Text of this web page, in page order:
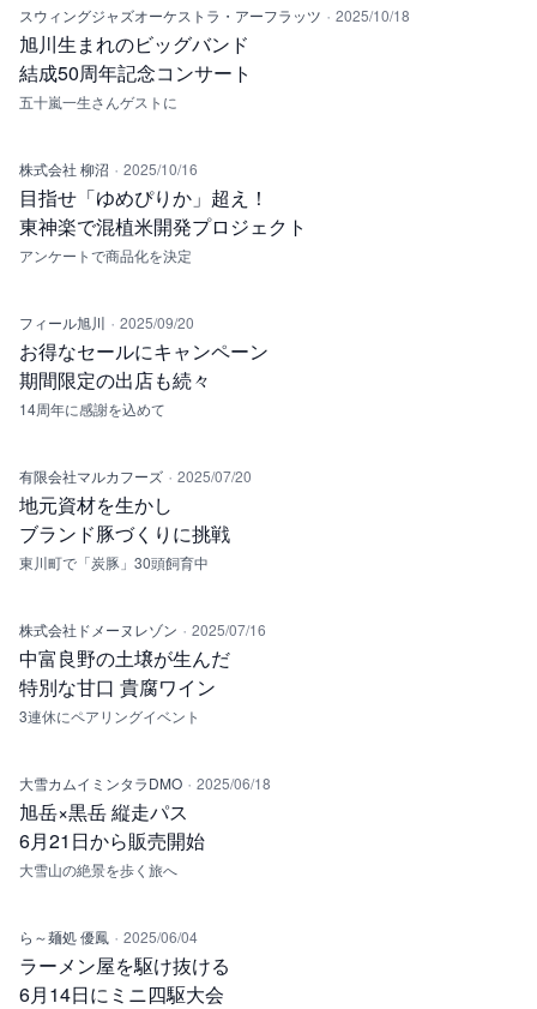
スウィングジャズオーケストラ・アーフラッツ · 2025/10/18
旭川生まれのビッグバンド
結成50周年記念コンサート
五十嵐一生さんゲストに
株式会社 柳沼 · 2025/10/16
目指せ「ゆめぴりか」超え！
東神楽で混植米開発プロジェクト
アンケートで商品化を決定
フィール旭川 · 2025/09/20
お得なセールにキャンペーン
期間限定の出店も続々
14周年に感謝を込めて
有限会社マルカフーズ · 2025/07/20
地元資材を生かし
ブランド豚づくりに挑戦
東川町で「炭豚」30頭飼育中
株式会社ドメーヌレゾン · 2025/07/16
中富良野の土壌が生んだ
特別な甘口 貴腐ワイン
3連休にペアリングイベント
大雪カムイミンタラDMO · 2025/06/18
旭岳×黒岳 縦走パス
6月21日から販売開始
大雪山の絶景を歩く旅へ
ら～麺処 優鳳 · 2025/06/04
ラーメン屋を駆け抜ける
6月14日にミニ四駆大会